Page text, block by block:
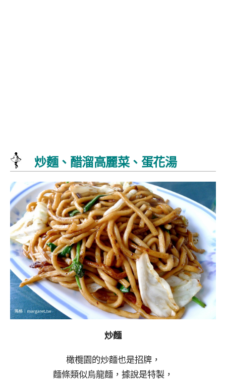
炒麵、醋溜高麗菜、蛋花湯
炒麵
橄欖園的炒麵也是招牌，
麵條類似烏龍麵，據說是特製，